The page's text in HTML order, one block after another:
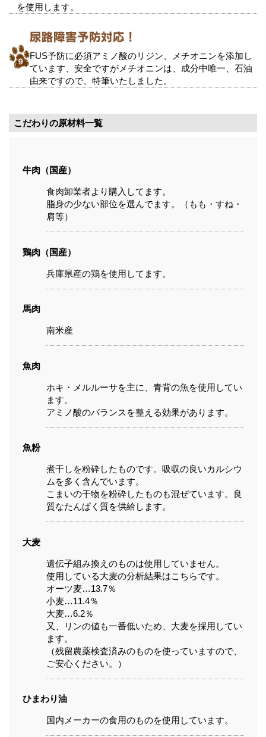
を使用します。
FUS予防に必須アミノ酸のリジン、メチオニンを添加し
ています、安全ですがメチオニンは、成分中唯一、石油
由来ですので、特筆いたしました。
こだわりの原材料一覧
牛肉（国産）
食肉卸業者より購入してます。
脂身の少ない部位を選んでます。（もも・すね・
肩等）
鶏肉（国産）
兵庫県産の鶏を使用してます。
馬肉
南米産
魚肉
ホキ・メルルーサを主に、青背の魚を使用してい
ます。
アミノ酸のバランスを整える効果があります。
魚粉
煮干しを粉砕したものです。吸収の良いカルシウ
ムを多く含んでいます。
こまいの干物を粉砕したものも混ぜています。良
質なたんぱく質を供給します。
大麦
遺伝子組み換えのものは使用していません。
使用している大麦の分析結果はこちらです。
オーツ麦…13.7％
小麦…11.4％
大麦…6.2％
又、リンの値も一番低いため、大麦を採用してい
ます。
（残留農薬検査済みのものを使っていますので、
ご安心ください。）
ひまわり油
国内メーカーの食用のものを使用しています。